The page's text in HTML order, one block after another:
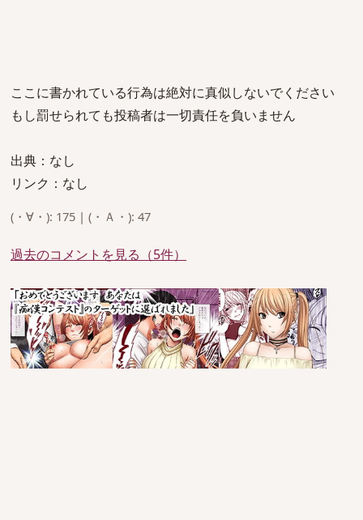
ここに書かれている行為は絶対に真似しないでください
もし罰せられても投稿者は一切責任を負いません
出典：なし
リンク：なし
(・∀・): 175 | (・Ａ・): 47
過去のコメントを見る（5件）